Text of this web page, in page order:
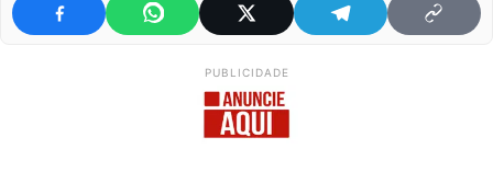
PUBLICIDADE